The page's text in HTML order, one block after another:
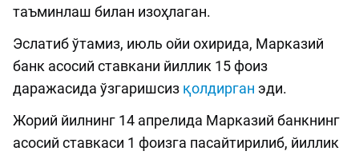
таъминлаш билан изоҳлаган.
Эслатиб ўтамиз, июль ойи охирида, Марказий
банк асосий ставкани йиллик 15 фоиз
даражасида ўзгаришсиз қолдирган эди.
Жорий йилнинг 14 апрелида Марказий банкнинг
асосий ставкаси 1 фоизга пасайтирилиб, йиллик